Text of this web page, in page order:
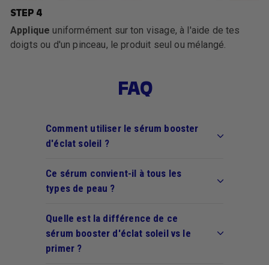
STEP 4
Applique uniformément sur ton visage, à l'aide de tes
doigts ou d'un pinceau, le produit seul ou mélangé.
FAQ
Comment utiliser le sérum booster
d'éclat soleil ?
Ce sérum convient-il à tous les
types de peau ?
Quelle est la différence de ce
sérum booster d'éclat soleil vs le
primer ?